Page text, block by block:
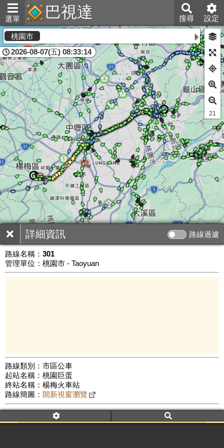
選單 巴視達 搜尋 設定
詳細資訊 路線過濾
路線名稱： 301
管理單位：桃園市 - Taoyuan
路線類別：市區公車
起站名稱：桃園巨蛋
終站名稱：楊梅火車站
路線簡圖： 開新視窗瀏覽
附屬名稱：301
車頭描述：桃園
楊梅
桃園市 <公告>
2026-08-07(五) 08:33:14
公車數量: 累計8520、上線7628
11